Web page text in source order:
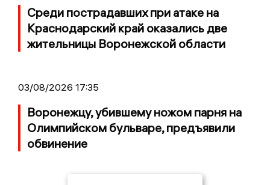
Среди пострадавших при атаке на
Краснодарский край оказались две
жительницы Воронежской области
03/08/2026 17:35
Воронежцу, убившему ножом парня на
Олимпийском бульваре, предъявили
обвинение